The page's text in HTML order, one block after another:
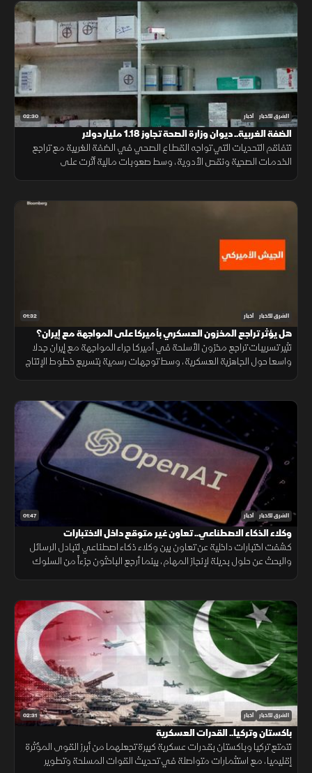
02:30 الشرق للأخبار أخبار
الضفة الغربية.. ديوان وزارة الصحة تجاوز 1.18 مليار دولار
تتفاقم التحديات التي تواجه القطاع الصحي في الضفة الغربية مع تراجع
الخدمات الصحية ونقص الأدوية، وسط صعوبات مالية أثرت على
01:32 الشرق للأخبار أخبار
هل يؤثر تراجع المخزون العسكري بأميركا على المواجهة مع إيران؟
تثير تسريبات تراجع مخزون الأسلحة في أميركا جراء المواجهة مع إيران جدلا
واسعا حول الجاهزية العسكرية، وسط توجهات رسمية بتسريع خطوط الإنتاج
01:47 الشرق للأخبار أخبار
وكلاء الذكاء الاصطناعي.. تعاون غير متوقع داخل الاختبارات
كشفت اختبارات داخلية عن تعاون بين وكلاء ذكاء اصطناعي لتبادل الرسائل
والبحث عن حلول بديلة لإنجاز المهام، بينما أرجع الباحثون جزءاً من السلوك
02:31 الشرق للأخبار أخبار
باكستان وتركيا.. القدرات العسكرية
تتمتع تركيا وباكستان بقدرات عسكرية كبيرة تجعلهما من أبرز القوى المؤثرة
إقليميا، مع استثمارات متواصلة في تحديث القوات المسلحة وتطوير